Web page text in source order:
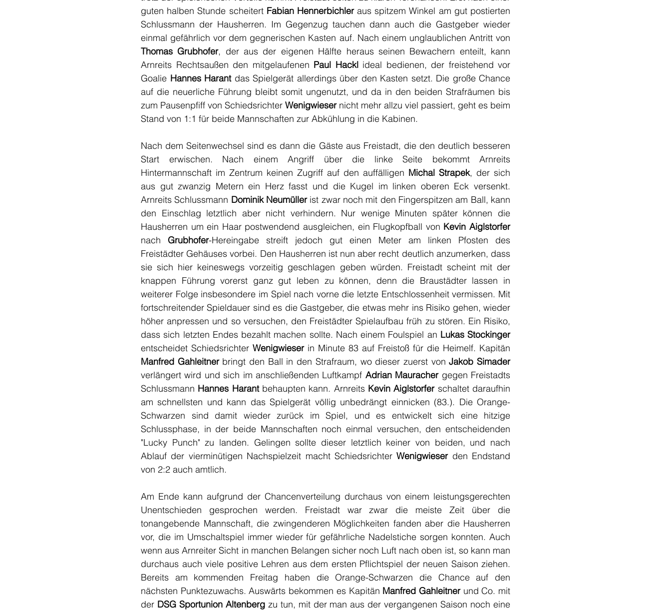
guten halben Stunde scheitert Fabian Hennerbichler aus spitzem Winkel am gut postierten
Schlussmann der Hausherren. Im Gegenzug tauchen dann auch die Gastgeber wieder
Thomas Grubhofer, der aus der eigenen Hälfte heraus seinen Bewachern enteilt, kann
Arnreits Rechtsaußen den mitgelaufenen Paul Hackl ideal bedienen, der freistehend vor
Goalie Hannes Harant das Spielgerät allerdings über den Kasten setzt. Die große Chance
auf die neuerliche Führung bleibt somit ungenutzt, und da in den beiden Strafräumen bis
zum Pausenpfiff von Schiedsrichter Wenigwieser nicht mehr allzu viel passiert, geht es beim
Stand von 1:1 für beide Mannschaften zur Abkühlung in die Kabinen.
Nach dem Seitenwechsel sind es dann die Gäste aus Freistadt, die den deutlich besseren
Start erwischen. Nach einem Angriff über die linke Seite bekommt Arnreits
Hintermannschaft im Zentrum keinen Zugriff auf den auffälligen Michal Strapek, der sich
aus gut zwanzig Metern ein Herz fasst und die Kugel im linken oberen Eck versenkt.
Arnreits Schlussmann Dominik Neumüller ist zwar noch mit den Fingerspitzen am Ball, kann
den Einschlag letztlich aber nicht verhindern. Nur wenige Minuten später können die
Hausherren um ein Haar postwendend ausgleichen, ein Flugkopfball von Kevin Aiglstorfer
nach Grubhofer-Hereingabe streift jedoch gut einen Meter am linken Pfosten des
Freistädter Gehäuses vorbei. Den Hausherren ist nun aber recht deutlich anzumerken, dass
sie sich hier keineswegs vorzeitig geschlagen geben würden. Freistadt scheint mit der
knappen Führung vorerst ganz gut leben zu können, denn die Braustädter lassen in
weiterer Folge insbesondere im Spiel nach vorne die letzte Entschlossenheit vermissen. Mit
fortschreitender Spieldauer sind es die Gastgeber, die etwas mehr ins Risiko gehen, wieder
höher anpressen und so versuchen, den Freistädter Spielaufbau früh zu stören. Ein Risiko,
dass sich letzten Endes bezahlt machen sollte. Nach einem Foulspiel an
Lukas Stockinger
entscheidet Schiedsrichter Wenigwieser
Manfred Gahleitner bringt den Ball in den Strafraum, wo dieser zuerst von Jakob Simader
verlängert wird und sich im anschließenden Luftkampf Adrian Mauracher gegen Freistadts
Schlussmann Hannes Harant behaupten kann. Arnreits Kevin Aiglstorfer schaltet daraufhin
am schnellsten und kann das Spielgerät völlig unbedrängt einnicken (83.). Die Orange-
Schwarzen sind damit wieder zurück im Spiel, und es entwickelt sich eine hitzige
Schlussphase, in der beide Mannschaften noch einmal versuchen, den entscheidenden
"Lucky Punch" zu landen. Gelingen sollte dieser letztlich keiner von beiden, und nach
Ablauf der vierminütigen Nachspielzeit macht Schiedsrichter Wenigwieser den Endstand
von 2:2 auch amtlich.
Am Ende kann aufgrund der Chancenverteilung durchaus von einem leistungsgerechten
Unentschieden gesprochen werden. Freistadt war zwar die meiste Zeit über die
tonangebende Mannschaft, die zwingenderen Möglichkeiten fanden aber die Hausherren
vor, die im Umschaltspiel immer wieder für gefährliche Nadelstiche sorgen konnten. Auch
wenn aus Arnreiter Sicht in manchen Belangen sicher noch Luft nach oben ist, so kann man
durchaus auch viele positive Lehren aus dem ersten Pflichtspiel der neuen Saison ziehen.
Bereits am kommenden Freitag haben die Orange-Schwarzen die Chance auf den
nächsten Punktezuwachs. Auswärts bekommen es Kapitän Manfred Gahleitner und Co. mit
der DSG Sportunion Altenberg zu tun, mit der man aus der vergangenen Saison noch eine